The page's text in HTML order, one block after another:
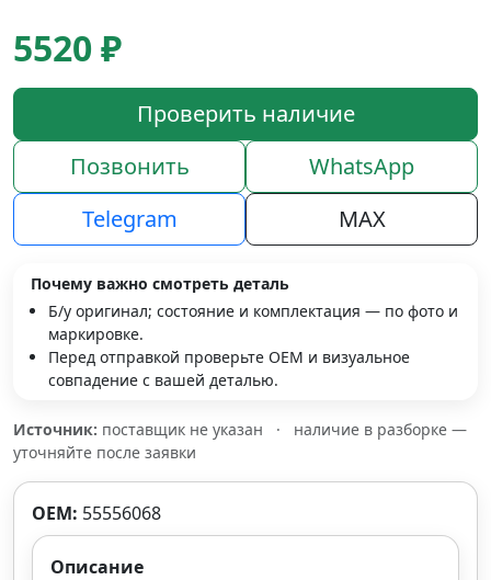
5520 ₽
Проверить наличие
Позвонить
WhatsApp
Telegram
MAX
Почему важно смотреть деталь
Б/у оригинал; состояние и комплектация — по фото и
маркировке.
Перед отправкой проверьте OEM и визуальное
совпадение с вашей деталью.
Источник: поставщик не указан ·
наличие в разборке —
уточняйте после заявки
OEM: 55556068
Описание